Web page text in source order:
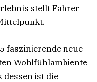
stellt Fahrer
faszinierende neue
Wohlfühlambiente
ist die